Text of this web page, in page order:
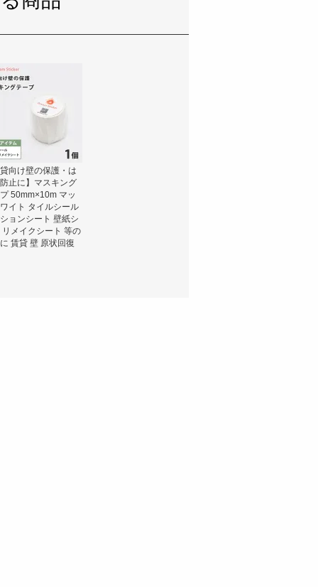
向け壁の保護・は
止に】マスキング
50mm×10m マッ
イト タイルシール
ョンシート 壁紙シ
リメイクシート 等の
賃貸 壁 原状回復